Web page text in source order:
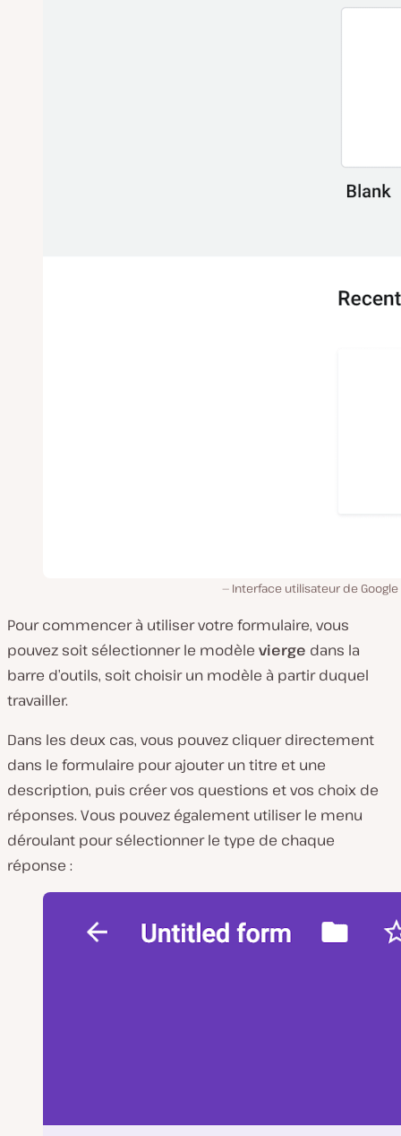
Interface utilisateur de Google
Pour commencer à utiliser votre formulaire, vous
pouvez soit sélectionner le modèle vierge dans la
barre d’outils, soit choisir un modèle à partir duquel
travailler.
Dans les deux cas, vous pouvez cliquer directement
dans le formulaire pour ajouter un titre et une
description, puis créer vos questions et vos choix de
réponses. Vous pouvez également utiliser le menu
déroulant pour sélectionner le type de chaque
réponse :